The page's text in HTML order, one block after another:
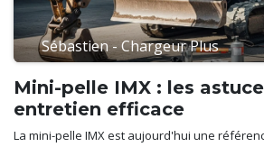
Sébastien - Chargeur Plus
Mini-pelle IMX : les
entretien efficace
La mini-pelle IMX est aujourd'hui une